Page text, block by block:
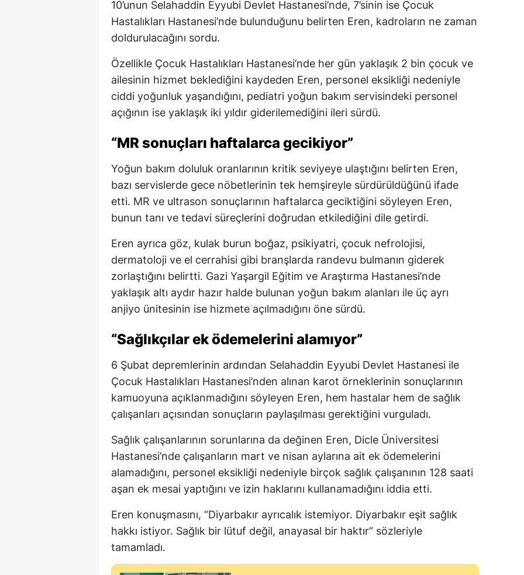
10’unun Selahaddin Eyyubi Devlet Hastanesi’nde, 7’sinin ise Çocuk
Hastalıkları Hastanesi’nde bulunduğunu belirten Eren, kadroların ne zaman
doldurulacağını sordu.
Özellikle Çocuk Hastalıkları Hastanesi’nde her gün yaklaşık 2 bin çocuk ve
ailesinin hizmet beklediğini kaydeden Eren, personel eksikliği nedeniyle
ciddi yoğunluk yaşandığını, pediatri yoğun bakım servisindeki personel
açığının ise yaklaşık iki yıldır giderilemediğini ileri sürdü.
“MR sonuçları haftalarca gecikiyor”
Yoğun bakım doluluk oranlarının kritik seviyeye ulaştığını belirten Eren,
bazı servislerde gece nöbetlerinin tek hemşireyle sürdürüldüğünü ifade
etti. MR ve ultrason sonuçlarının haftalarca geciktiğini söyleyen Eren,
bunun tanı ve tedavi süreçlerini doğrudan etkilediğini dile getirdi.
Eren ayrıca göz, kulak burun boğaz, psikiyatri, çocuk nefrolojisi,
dermatoloji ve el cerrahisi gibi branşlarda randevu bulmanın giderek
zorlaştığını belirtti. Gazi Yaşargil Eğitim ve Araştırma Hastanesi’nde
yaklaşık altı aydır hazır halde bulunan yoğun bakım alanları ile üç ayrı
anjiyo ünitesinin ise hizmete açılmadığını öne sürdü.
“Sağlıkçılar ek ödemelerini alamıyor”
6 Şubat depremlerinin ardından Selahaddin Eyyubi Devlet Hastanesi ile
Çocuk Hastalıkları Hastanesi’nden alınan karot örneklerinin sonuçlarının
kamuoyuna açıklanmadığını söyleyen Eren, hem hastalar hem de sağlık
çalışanları açısından sonuçların paylaşılması gerektiğini vurguladı.
Sağlık çalışanlarının sorunlarına da değinen Eren, Dicle Üniversitesi
Hastanesi’nde çalışanların mart ve nisan aylarına ait ek ödemelerini
alamadığını, personel eksikliği nedeniyle birçok sağlık çalışanının 128 saati
aşan ek mesai yaptığını ve izin haklarını kullanamadığını iddia etti.
Eren konuşmasını, “Diyarbakır ayrıcalık istemiyor. Diyarbakır eşit sağlık
hakkı istiyor. Sağlık bir lütuf değil, anayasal bir haktır” sözleriyle
tamamladı.